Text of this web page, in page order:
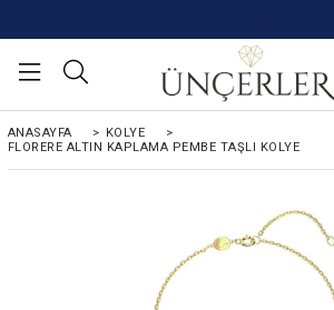
ANASAYFA > KOLYE
>
FLORERE ALTIN KAPLAMA PEMBE TAŞLI KOLYE